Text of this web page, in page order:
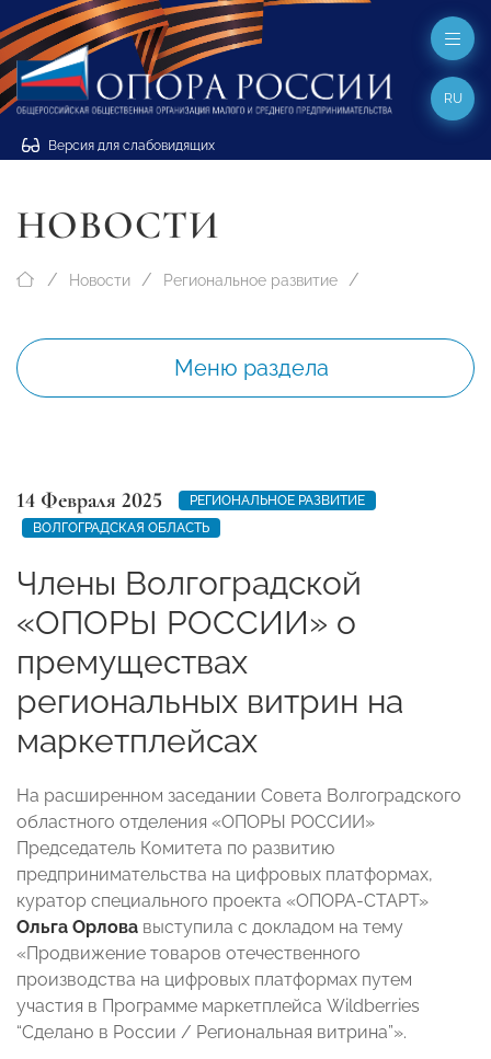
Версия для слабовидящих
RU
НОВОСТИ
Новости Региональное развитие
Меню раздела
14 Февраля 2025
РЕГИОНАЛЬНОЕ РАЗВИТИЕ
ВОЛГОГРАДСКАЯ ОБЛАСТЬ
Члены Волгоградской
«ОПОРЫ РОССИИ» о
премуществах
региональных витрин на
маркетплейсах
На расширенном заседании Совета Волгоградского
областного отделения «ОПОРЫ РОССИИ»
Председатель Комитета по развитию
предпринимательства на цифровых платформах,
куратор специального проекта «ОПОРА-СТАРТ»
Ольга Орлова выступила с докладом на тему
«Продвижение товаров отечественного
производства на цифровых платформах путем
участия в Программе маркетплейса Wildberries
“Сделано в России / Региональная витрина”».